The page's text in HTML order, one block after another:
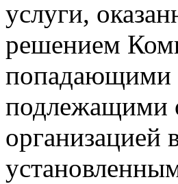
услуги,
решением
попадающими
подлежащими
организацией